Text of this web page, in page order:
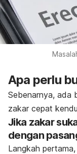
Apa perlu
Sebenarnya, ada
zakar cepat
Jika zakar
dengan
Langkah